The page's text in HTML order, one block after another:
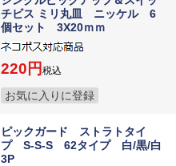
チビス ミリ丸皿 ニッケル 6
個セット 3X20ｍｍ
220 税込
お気に入りに登録
ピックガード ストラトタイ
プ S-S-S 62タイプ 白/黒/白
3P